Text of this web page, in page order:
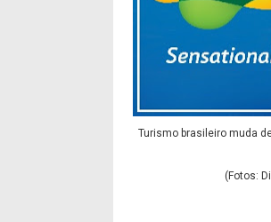
Turismo brasileiro muda
(Fotos: